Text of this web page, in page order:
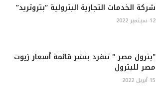
شركة الخدمات التجارية البترولية “بتروتريد”
12 سبتمبر 2022
"بترول مصر " تنفرد بنشر قائمة أسعار زيوت
مصر للبترول
15 أبريل 2022